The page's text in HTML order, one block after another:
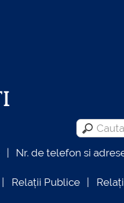
Nr. de telefon si
Relații Publice